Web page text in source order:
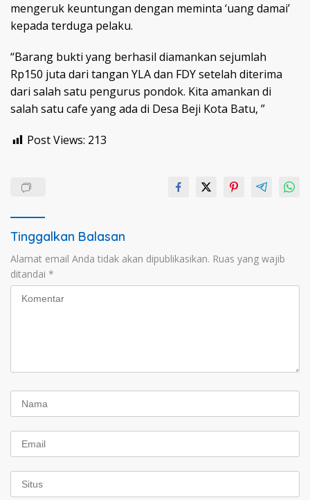
mengeruk keuntungan dengan meminta ‘uang damai’
kepada terduga pelaku.
“Barang bukti yang berhasil diamankan sejumlah
Rp150 juta dari tangan YLA dan FDY setelah diterima
dari salah satu pengurus pondok. Kita amankan di
salah satu cafe yang ada di Desa Beji Kota Batu, ”
Post Views: 213
Tinggalkan Balasan
Alamat email Anda tidak akan dipublikasikan. Ruas yang wajib
ditandai *